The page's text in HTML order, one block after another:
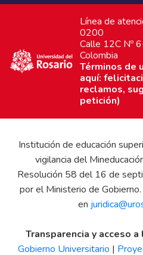
Línea de
0200
Calle 12C Nº
Colombia
Términos de
aquí:
reclamos,
petición)
Institución de educación
vigilancia del
Resolución 58 del 16 de
por el Ministerio de
en
Transparencia y acceso
Gobierno Universitario |